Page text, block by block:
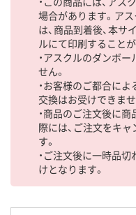
場合があります。ア
は、商品到着後、本
ルにて印刷することが
・アスクルのダンボ
せん。
・お客様のご都合によ
交換はお受けできませ
・商品のご注文後に
際には、ご注文をキ
す。
・ご注文後に一時品
けとなります。